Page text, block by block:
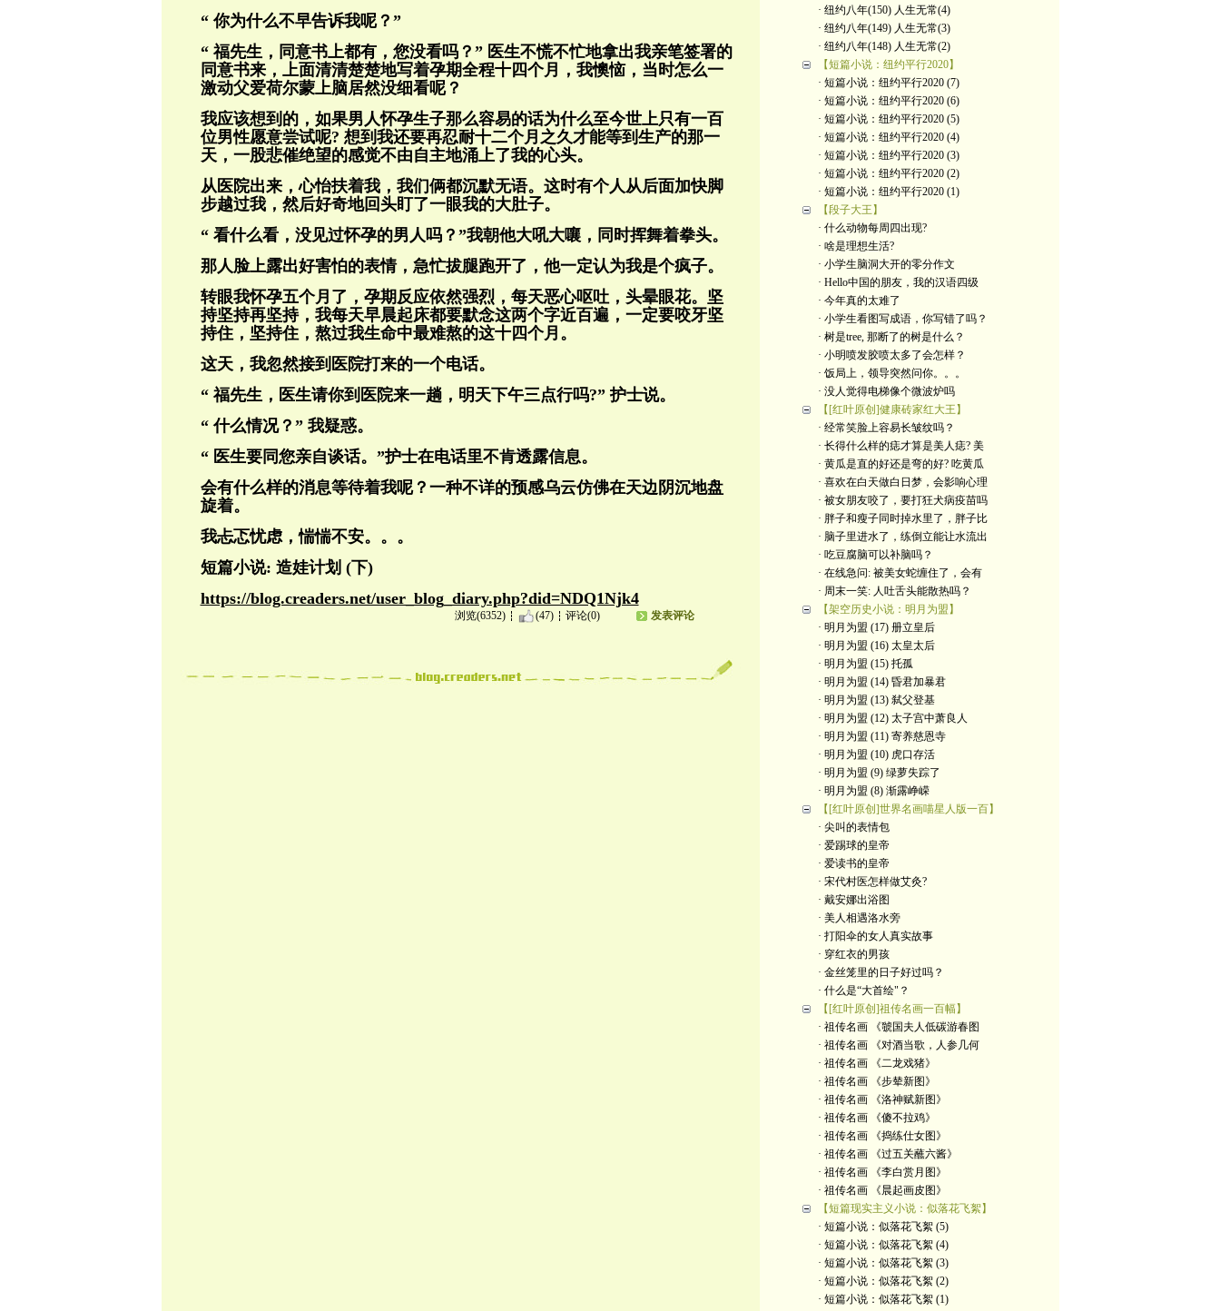
“ 你为什么不早告诉我呢？”
“ 福先生，同意书上都有，您没看吗？” 医生不慌不忙地拿出我亲笔签署的
同意书来，上面清清楚楚地写着孕期全程十四个月，我懊恼，当时怎么一
激动父爱荷尔蒙上脑居然没细看呢？
我应该想到的，如果男人怀孕生子那么容易的话为什么至今世上只有一百
位男性愿意尝试呢? 想到我还要再忍耐十二个月之久才能等到生产的那一
天，一股悲催绝望的感觉不由自主地涌上了我的心头。
从医院出来，心怡扶着我，我们俩都沉默无语。这时有个人从后面加快脚
步越过我，然后好奇地回头盯了一眼我的大肚子。
“ 看什么看，没见过怀孕的男人吗？”我朝他大吼大嚷，同时挥舞着拳头。
那人脸上露出好害怕的表情，急忙拔腿跑开了，他一定认为我是个疯子。
转眼我怀孕五个月了，孕期反应依然强烈，每天恶心呕吐，头晕眼花。坚
持坚持再坚持，我每天早晨起床都要默念这两个字近百遍，一定要咬牙坚
持住，坚持住，熬过我生命中最难熬的这十四个月。
这天，我忽然接到医院打来的一个电话。
“ 福先生，医生请你到医院来一趟，明天下午三点行吗?” 护士说。
“ 什么情况？” 我疑惑。
“ 医生要同您亲自谈话。”护士在电话里不肯透露信息。
会有什么样的消息等待着我呢？一种不详的预感乌云仿佛在天边阴沉地盘
旋着。
我忐忑忧虑，惴惴不安。。。
短篇小说: 造娃计划 (下)
https://blog.creaders.net/user_blog_diary.php?did=NDQ1Njk4
浏览(6352) (47) 评论(0) 发表评论
· 纽约八年(150) 人生无常(4)
· 纽约八年(149) 人生无常(3)
· 纽约八年(148) 人生无常(2)
【短篇小说：纽约平行2020】
· 短篇小说：纽约平行2020 (7)
· 短篇小说：纽约平行2020 (6)
· 短篇小说：纽约平行2020 (5)
· 短篇小说：纽约平行2020 (4)
· 短篇小说：纽约平行2020 (3)
· 短篇小说：纽约平行2020 (2)
· 短篇小说：纽约平行2020 (1)
【段子大王】
· 什么动物每周四出现?
· 啥是理想生活?
· 小学生脑洞大开的零分作文
· Hello中国的朋友，我的汉语四级
· 今年真的太难了
· 小学生看图写成语，你写错了吗？
· 树是tree, 那断了的树是什么？
· 小明喷发胶喷太多了会怎样？
· 饭局上，领导突然问你。。。
· 没人觉得电梯像个微波炉吗
【[红叶原创]健康砖家红大王】
· 经常笑脸上容易长皱纹吗？
· 长得什么样的痣才算是美人痣? 美
· 黄瓜是直的好还是弯的好? 吃黄瓜
· 喜欢在白天做白日梦，会影响心理
· 被女朋友咬了，要打狂犬病疫苗吗
· 胖子和瘦子同时掉水里了，胖子比
· 脑子里进水了，练倒立能让水流出
· 吃豆腐脑可以补脑吗？
· 在线急问: 被美女蛇缠住了，会有
· 周末一笑: 人吐舌头能散热吗？
【架空历史小说：明月为盟】
· 明月为盟 (17) 册立皇后
· 明月为盟 (16) 太皇太后
· 明月为盟 (15) 托孤
· 明月为盟 (14) 昏君加暴君
· 明月为盟 (13) 弑父登基
· 明月为盟 (12) 太子宫中萧良人
· 明月为盟 (11) 寄养慈恩寺
· 明月为盟 (10) 虎口存活
· 明月为盟 (9) 绿萝失踪了
· 明月为盟 (8) 渐露峥嵘
【[红叶原创]世界名画喵星人版一百】
· 尖叫的表情包
· 爱踢球的皇帝
· 爱读书的皇帝
· ​宋代村医怎样做艾灸?
· 戴安娜出浴图
· 美人相遇洛水旁
· 打阳伞的女人真实故事
· 穿红衣的男孩
· 金丝笼里的日子好过吗？
· 什么是“大首绘"？
【[红叶原创]祖传名画一百幅】
· 祖传名画 《虢国夫人低碳游春图
· 祖传名画 《对酒当歌，人参几何
· 祖传名画 《二龙戏猪》
· 祖传名画 《步辇新图》
· 祖传名画 《洛神赋新图》
· 祖传名画 《傻不拉鸡》
· 祖传名画 《捣练仕女图》
· 祖传名画 《过五关蘸六酱》
· 祖传名画 《李白赏月图》
· 祖传名画 《晨起画皮图》
【短篇现实主义小说：似落花飞絮】
· 短篇小说：似落花飞絮 (5)
· 短篇小说：似落花飞絮 (4)
· 短篇小说：似落花飞絮 (3)
· 短篇小说：似落花飞絮 (2)
· 短篇小说：似落花飞絮 (1)